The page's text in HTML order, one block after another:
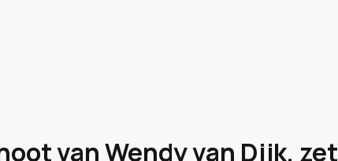
van Wendy van Dijk, zet